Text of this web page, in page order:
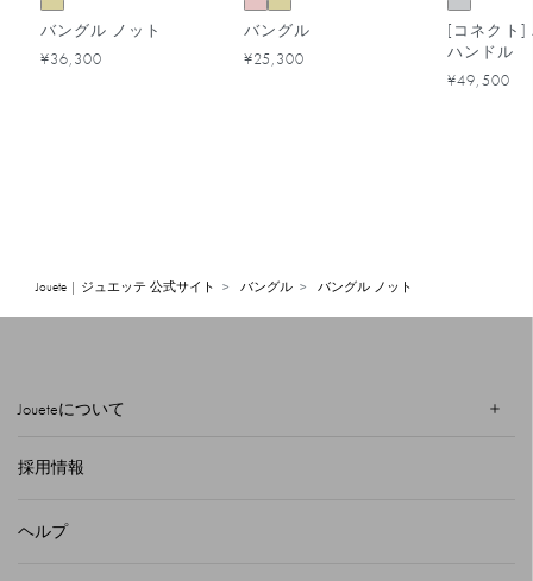
バングル ノット
¥36,300
バングル
¥25,300
[コネクト]
ハンドル
¥49,500
Jouete | ジュエッテ 公式サイト バングル バングル ノット
Joueteについて
採用情報
ヘルプ